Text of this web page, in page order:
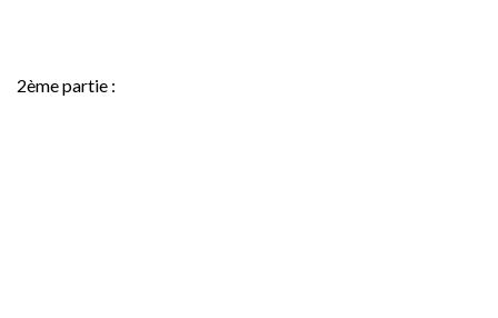
2ème partie :